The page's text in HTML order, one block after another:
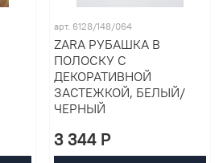
арт. 6128/148/064
ZARA РУБАШКА В
ПОЛОСКУ С
ДЕКОРАТИВНОЙ
ЗАСТЕЖКОЙ, БЕЛЫЙ/
ЧЕРНЫЙ
3 344 P